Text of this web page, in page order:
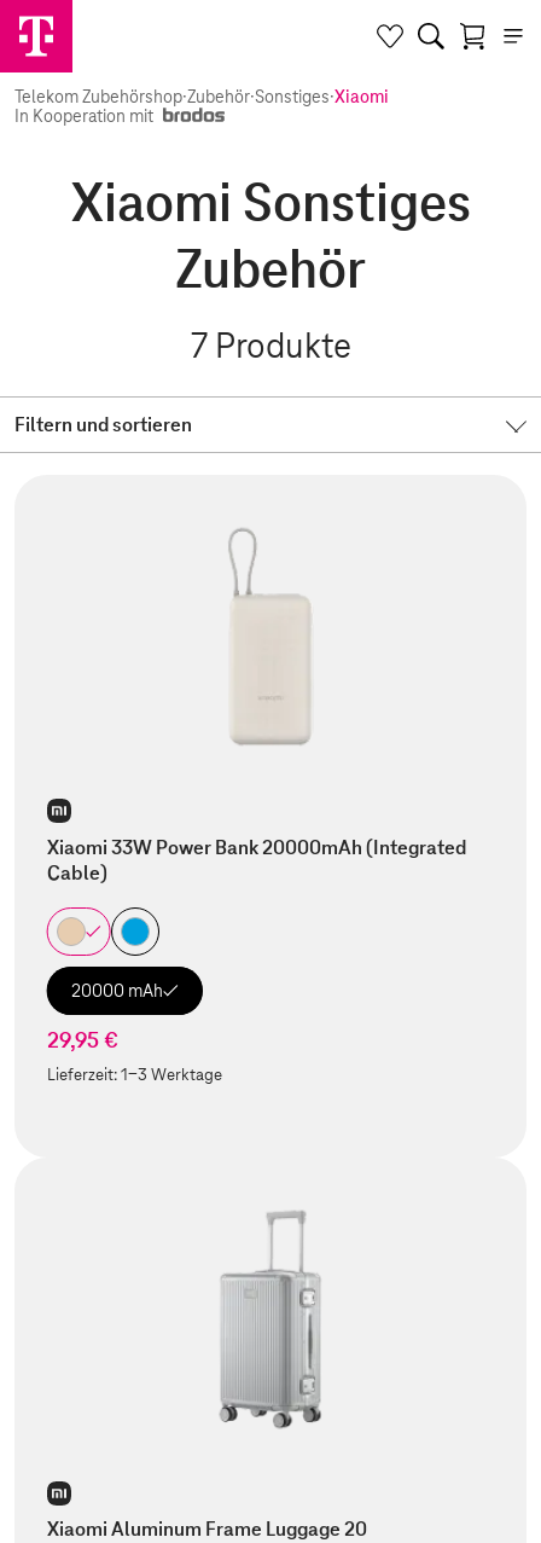
Telekom Zubehörshop·Zubehör·Sonstiges·Xiaomi
In Kooperation mit
Xiaomi Sonstiges
Zubehör
7 Produkte
Filtern und sortieren
Xiaomi 33W Power Bank 20000mAh (Integrated
Cable)
20000 mAh
29,95 €
Lieferzeit:1-3 Werktage
Xiaomi Aluminum Frame Luggage 20